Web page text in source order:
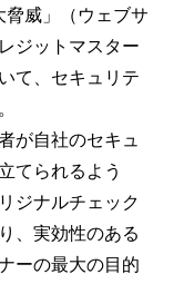
脅威」（ウェブサ
ジットマスター
て、セキュリテ
が自社のセキュ
てられるよう
ジナルチェック
、実効性のある
ーの最大の目的